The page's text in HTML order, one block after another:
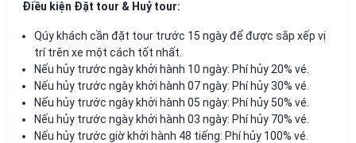
Điều kiện Đặt tour & Huỷ tour:
Qúy khách cần đặt tour trước 15 ngày để được sắp xếp vị
trí trên xe một cách tốt nhất.
Nếu hủy trước ngày khởi hành 10 ngày: Phí hủy 20% vé.
Nếu hủy trước ngày khởi hành 07 ngày: Phí hủy 30% vé.
Nếu hủy trước ngày khởi hành 05 ngày: Phí hủy 50% vé.
Nếu hủy trước ngày khởi hành 03 ngày: Phí hủy 70% vé.
Nếu hủy trước giờ khởi hành 48 tiếng: Phí hủy 100% vé.